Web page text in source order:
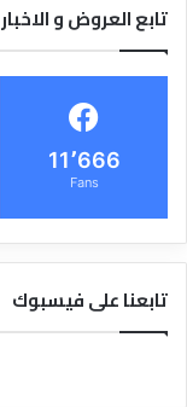
تابع العروض و الاخبار
11٬666
Fans
تابعنا على فيسبوك